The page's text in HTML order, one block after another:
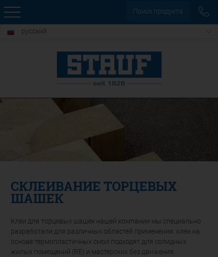
Поиск продукта
русский
СКЛЕИВАНИЕ ТОРЦЕВЫХ
ШАШЕК
Клеи для торцевых шашек нашей компании мы специально
разработали для различных областей применения: клеи на
основе термопластичных смол подходят для солидных
жилых помещений (RE) и мастерских без движения